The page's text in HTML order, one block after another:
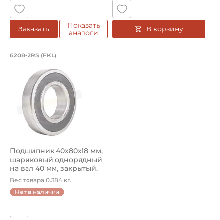
Заказать
Показать
аналоги
В корзину
Подшипник 40х80х18 мм, шариковый
6208-2RS (FKL)
Подшипник 40х80х18 мм,
шариковый однорядный
на вал 40 мм, закрытый.
Арт...
Вес товара 0.384 кг.
Нет в наличии